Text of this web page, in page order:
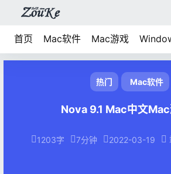
首页 Mac软件 Mac游戏
热门 Mac软件
Nova 9.1 Mac中文
1203字 7分钟 2022-03-19